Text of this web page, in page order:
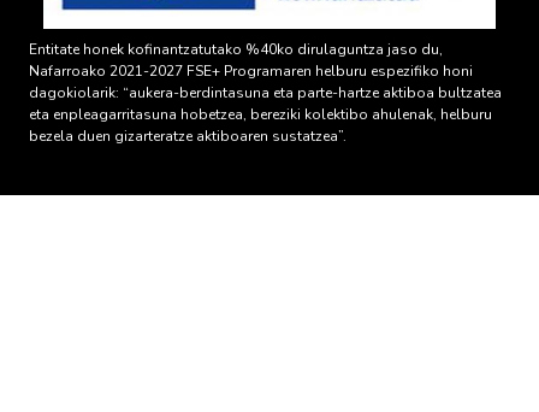
Entitate honek kofinantzatutako %40ko dirulaguntza jaso du,
Nafarroako 2021-2027 FSE+ Programaren helburu espezifiko honi
dagokiolarik: “aukera-berdintasuna eta parte-hartze aktiboa bultzatea
eta enpleagarritasuna hobetzea, bereziki kolektibo ahulenak, helburu
bezela duen gizarteratze aktiboaren sustatzea”.